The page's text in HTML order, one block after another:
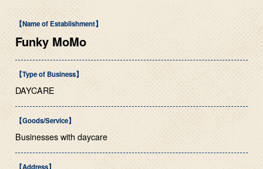
【Name of Establishment】
Funky MoMo
【Type of Business】
DAYCARE
【Goods/Service】
Businesses with daycare